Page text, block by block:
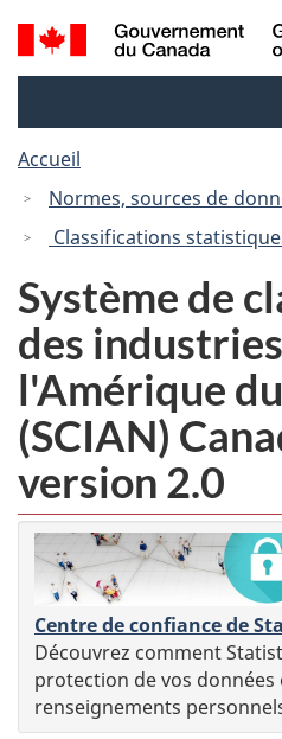
à
Recherche
et
Accueil
Normes, sources de
Classifications
Système de
des
l'Amérique
(SCIAN)
version 2.0
Centre de confiance de
Découvrez comment
protection de vos données
renseignements